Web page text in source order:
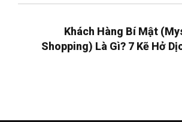
Khách Hàng Bí Mật
Shopping) Là Gì? 7 Kẽ Hở